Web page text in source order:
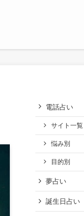
電話占い
サイト一覧
悩み別
目的別
夢占い
誕生日占い